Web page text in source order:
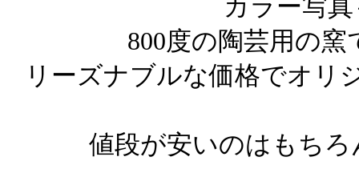
カラー写
800度の陶芸用の
リーズナブルな価格でオリ
値段が安いのはもち